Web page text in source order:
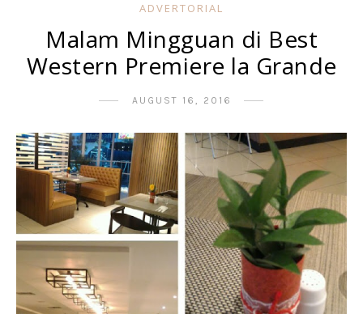
ADVERTORIAL
Malam Mingguan di Best
Western Premiere la Grande
AUGUST 16, 2016